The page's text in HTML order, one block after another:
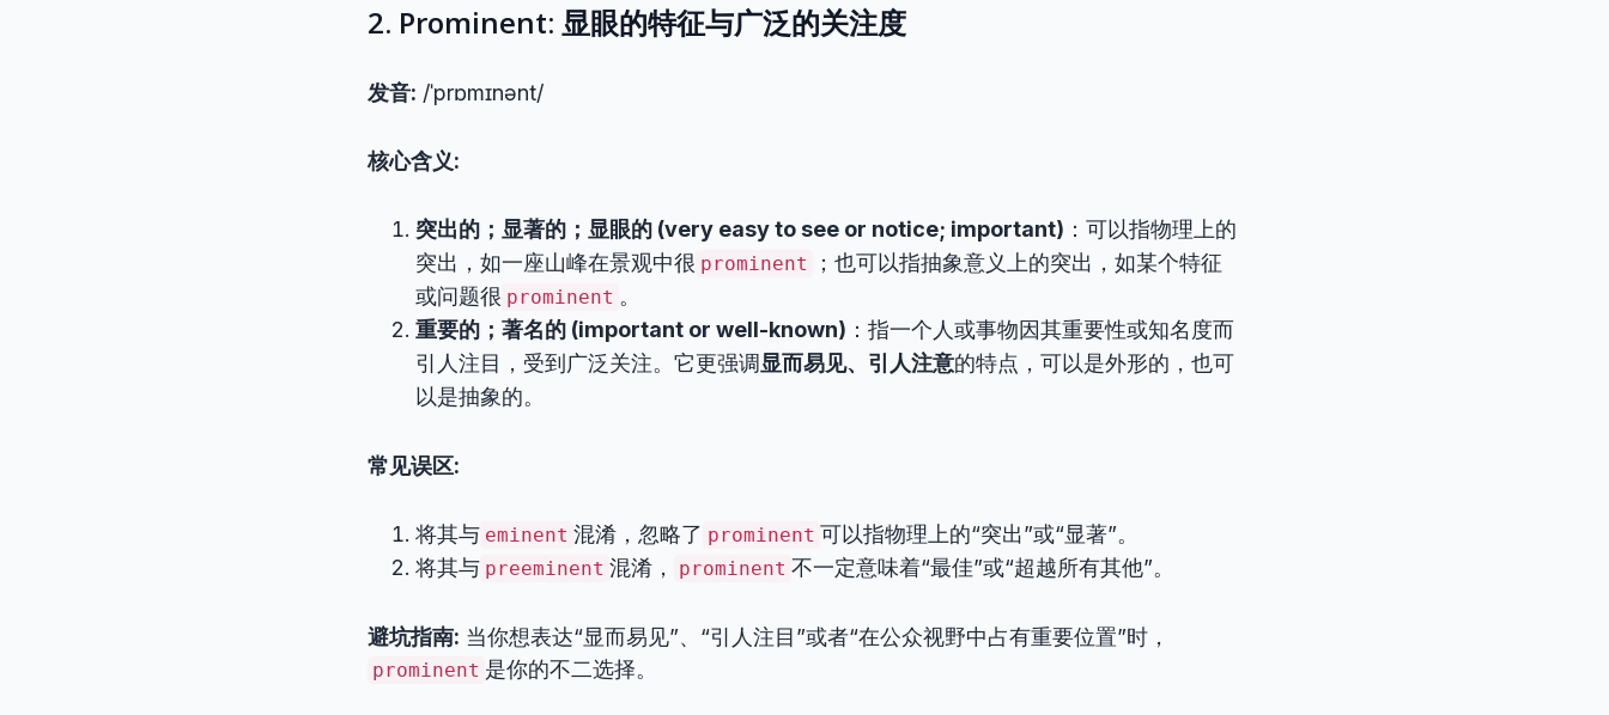
2. Prominent: 显眼的特征与广泛的关注度
发音: /ˈprɒmɪnənt/
核心含义:
突出的；显著的；显眼的 (very easy to see or notice; important) ：可以指物理上的
突出，如一座山峰在景观中很 prominent
；也可以指抽象意义上的突出，如某个特征
或问题很 prominent 。
重要的；著名的 (important or well-known) ：指一个人或事物因其重要性或知名度而
引人注目，受到广泛关注。它更强调显而易见、引人注意的特点，可以是外形的，也可
以是抽象的。
常见误区:
将其与 eminent 混淆，忽略了 prominent 可以指物理上的“突出”或“显著”。
将其与 preeminent 混淆， prominent 不一定意味着“最佳”或“超越所有其他”。
避坑指南: 当你想表达“显而易见”、“引人注目”或者“在公众视野中占有重要位置”时，
prominent 是你的不二选择。